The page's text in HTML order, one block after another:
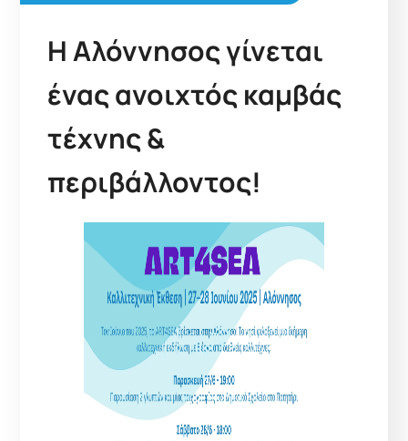
Η Αλόννησος γίνεται
ένας ανοιχτός καμβάς
τέχνης &
περιβάλλοντος!